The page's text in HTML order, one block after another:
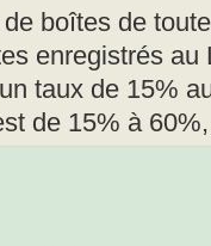
boîtes de
enregistrés au
taux de 15%
de 15% à